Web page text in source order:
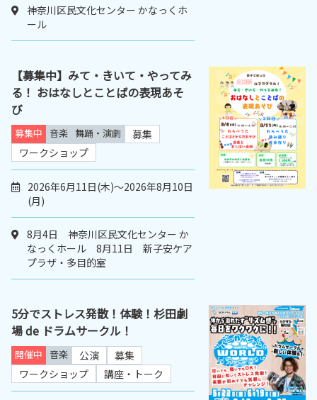
神奈川区民文化センター かなっくホ
ール
【募集中】みて・きいて・やってみ
る！ おはなしとことばの表現あそ
び
募集中 音楽 舞踊・演劇
募集
ワークショップ
2026年6月11日(木)～2026年8月10日
(月)
8月4日 神奈川区民文化センター か
なっくホール 8月11日 新子安ケア
プラザ・多目的室
5分でストレス発散！体験！杉田劇
場 de ドラムサークル！
開催中 音楽 公演
募集
ワークショップ
講座・トーク